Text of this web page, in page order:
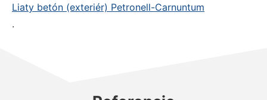
Liaty betón (exteriér) Petronell-Carnuntum
.